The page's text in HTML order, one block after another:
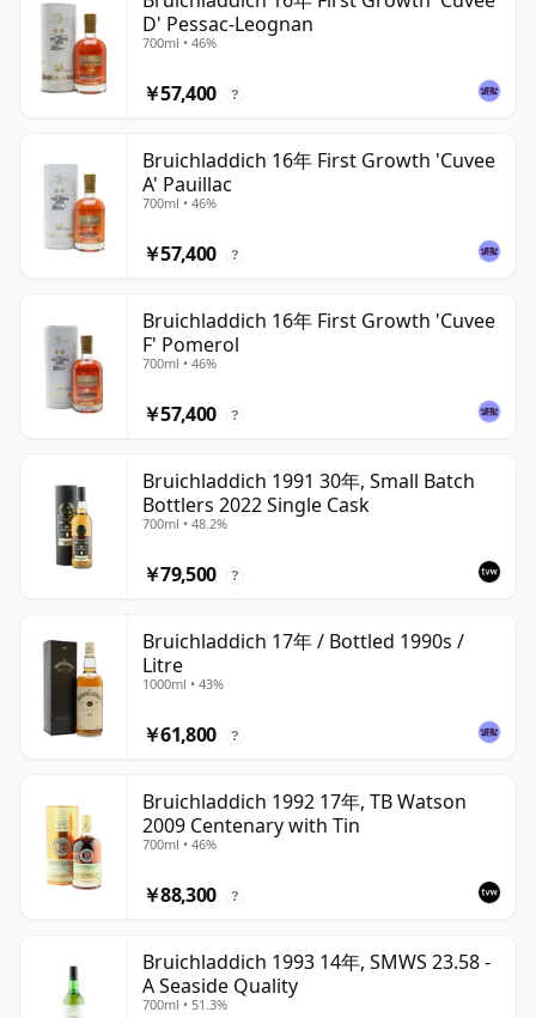
D' Pessac-Leognan
700ml • 46%
￥57,400 ?
Bruichladdich 16年 First Growth 'Cuvee
A' Pauillac
700ml • 46%
￥57,400 ?
Bruichladdich 16年 First Growth 'Cuvee
F' Pomerol
700ml • 46%
￥57,400 ?
Bruichladdich 1991 30年, Small Batch
Bottlers 2022 Single Cask
700ml • 48.2%
￥79,500 ?
Bruichladdich 17年 / Bottled 1990s /
Litre
1000ml • 43%
￥61,800 ?
Bruichladdich 1992 17年, TB Watson
2009 Centenary with Tin
700ml • 46%
￥88,300 ?
Bruichladdich 1993 14年, SMWS 23.58 -
A Seaside Quality
700ml • 51.3%